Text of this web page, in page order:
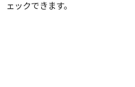
ェックできます。